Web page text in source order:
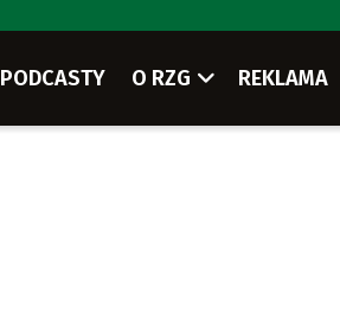
PODCASTY O RZG REKLAMA